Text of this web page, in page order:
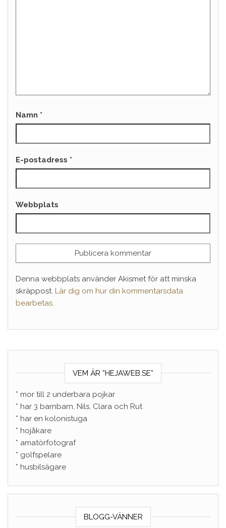
Namn *
E-postadress *
Webbplats
Denna webbplats använder Akismet för att minska
skräppost. Lär dig om hur din kommentarsdata
bearbetas.
VEM ÄR ”HEJAWEB.SE”
* mor till 2 underbara pojkar
* har 3 barnbarn, Nils, Clara och Rut
* har en kolonistuga
* hojåkare
* amatörfotograf
* golfspelare
* husbilsägare
BLOGG-VÄNNER